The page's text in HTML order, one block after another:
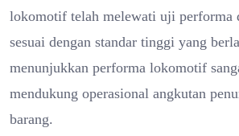
lokomotif telah melewati uji performa
sesuai dengan standar tinggi yang
menunjukkan performa lokomotif
mendukung operasional angkutan
barang.